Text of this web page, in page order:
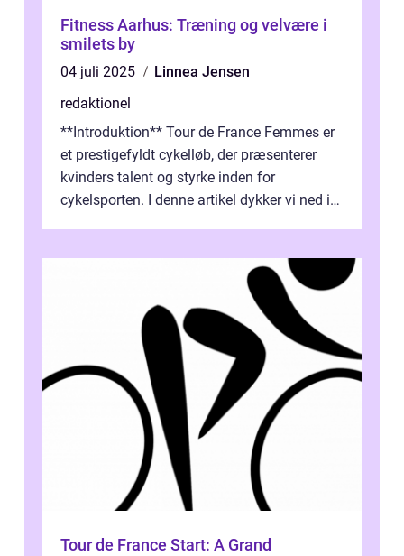
Fitness Aarhus: Træning og velvære i
smilets by
04 juli 2025
Linnea Jensen
redaktionel
**Introduktion** Tour de France Femmes er
et prestigefyldt cykelløb, der præsenterer
kvinders talent og styrke inden for
cykelsporten. I denne artikel dykker vi ned i
Tour de France Start: A Grand